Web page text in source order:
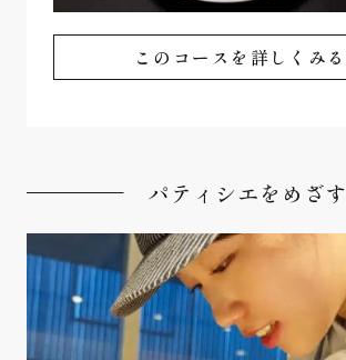
このコースを詳しくみる
パティシエをめざす